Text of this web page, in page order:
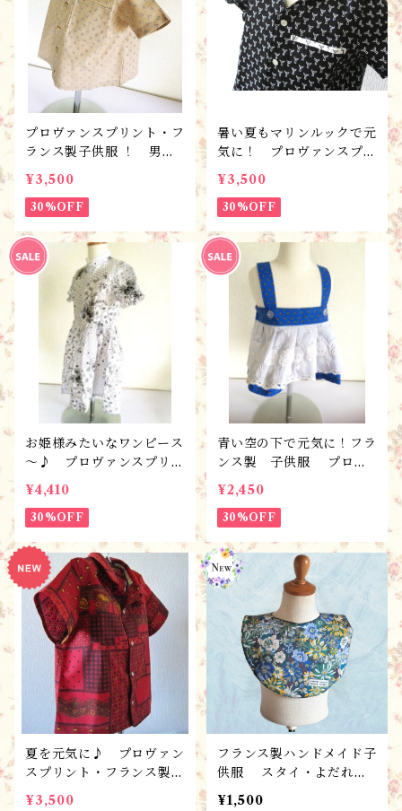
プロヴァンスプリント・フ
ランス製子供服 ！ 男女
児兼用 セーラーカラー・
ブラウス・マリンプロヴァ
ンサル/90サイズ（2歳
¥3,500
30%OFF
暑い夏もマリンルックで元
気に！ プロヴァンスプリ
ント・フランス製 こども
服 男女兼用ブラウス・
マリン/ 90サイズ・完成
¥3,500
30%OFF
お姫様みたいなワンピース
～♪ プロヴァンスプリン
ト・フランス製こども服
（100サイズ）・ハンドメ
イド ・ ワンピース・ク
完成品/1点限り
¥4,410
30%OFF
青い空の下で元気に！フラ
ンス製 子供服 プロヴ
ァンスプリント・スカー
ト・シエル /90サイズ完
成品・１点限り/ギフトに
¥2,450
30%OFF
夏を元気に♪ プロヴァン
スプリント・フランス製こ
ども服 ！男児シャツ･アロ
¥3,500
フランス製ハンドメイド子
供服 スタイ・よだれか
け T23-FLB /ベビ
¥1,500